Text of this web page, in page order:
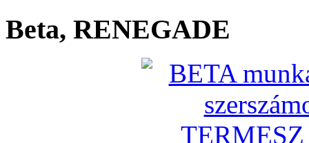
Beta, RENEGADE